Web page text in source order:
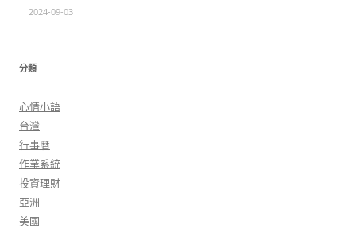
2024-09-03
分類
心情小語
台灣
行事曆
作業系統
投資理財
亞洲
美國